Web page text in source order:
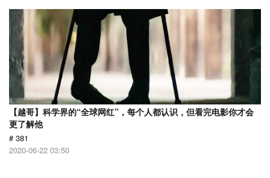
【越哥】科学界的“全球网红”，每个人都认识，但看完电影你才会
更了解他
# 381
2020-06-22 03:50